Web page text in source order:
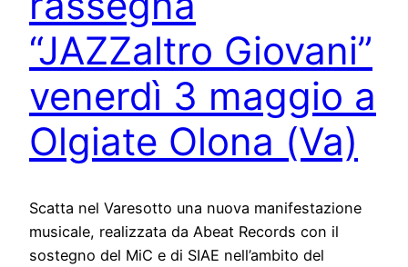
“JAZZaltro Giovani”
venerdì 3 maggio a
Olgiate Olona (Va)
Scatta nel Varesotto una nuova manifestazione
musicale, realizzata da Abeat Records con il
sostegno del MiC e di SIAE nell’ambito del